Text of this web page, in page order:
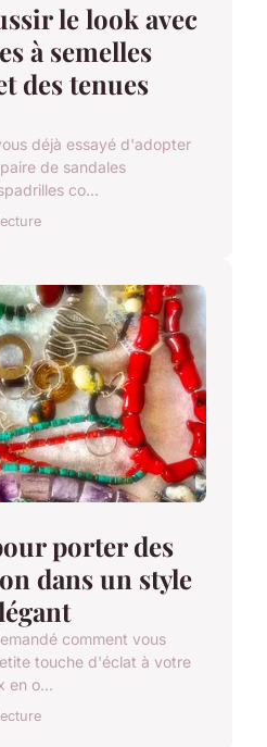
le look avec
à semelles
des tenues
déjà essayé d'adopter
de sandales
co...
porter des
dans un style
comment vous
touche d'éclat à votre
en o...